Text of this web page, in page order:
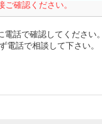
確認ください。
話で確認してください
電話で相談して下さい。